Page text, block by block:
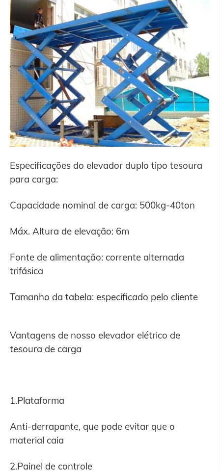
Especificações do elevador duplo tipo tesoura
para carga:
Capacidade nominal de carga: 500kg-40ton
Máx. Altura de elevação: 6m
Fonte de alimentação: corrente alternada
trifásica
Tamanho da tabela: especificado pelo cliente
Vantagens de nosso elevador elétrico de
tesoura de carga
1.Plataforma
Anti-derrapante, que pode evitar que o
material caia
2.Painel de controle